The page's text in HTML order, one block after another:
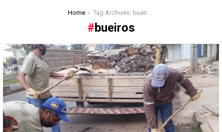
Home Tag Archives: bueiros
bueiros
Latest
stories